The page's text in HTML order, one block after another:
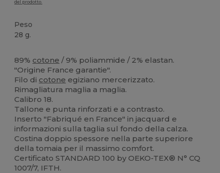
del prodotto.
Peso
28 g.
89% cotone / 9% poliammide / 2% elastan.
"Origine France garantie".
Filo di cotone egiziano mercerizzato.
Rimagliatura maglia a maglia.
Calibro 18.
Tallone e punta rinforzati e a contrasto.
Inserto "Fabriqué en France" in jacquard e
informazioni sulla taglia sul fondo della calza.
Costina doppio spessore nella parte superiore
della tomaia per il massimo comfort.
Certificato STANDARD 100 by OEKO-TEX® N° CQ
1007/7, IFTH.